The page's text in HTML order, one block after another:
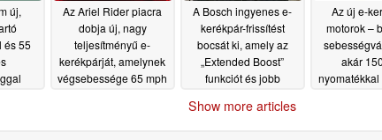
új,
és 55
Az Ariel Rider piacra
dobja új, nagy
teljesítményű e-
kerékpárját, amelynek
végsebessége 65 mph
A Bosch ingyenes e-
kerékpár-frissítést
bocsát ki, amely az
„Extended Boost”
funkciót és jobb
tartalmaz07/07/2026
Az új e-
motorok –
akár
Show more articles